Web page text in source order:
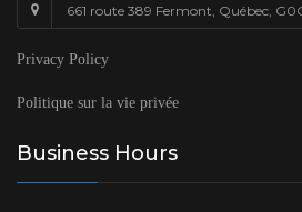
661 route 389 Fermont, Québec,
Privacy Policy
Politique sur la vie privée
Business Hours